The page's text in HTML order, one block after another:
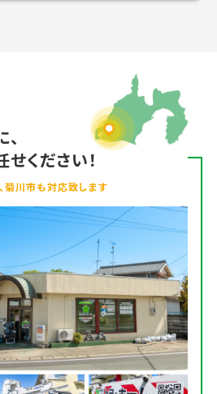
ください！
菊川市も対応致します